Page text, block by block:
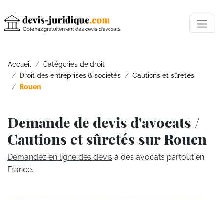
Accueil
Catégories de droit
Droit des entreprises & sociétés
Cautions et sûretés
Rouen
Demande de devis d'avocats /
Cautions et sûretés sur Rouen
Demandez en ligne des devis à des avocats partout en
France.